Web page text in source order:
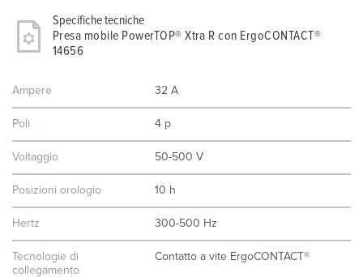
Specifiche tecniche
Presa mobile PowerTOP® Xtra R con ErgoCONTACT®
14656
Ampere 32 A
Poli 4 p
Voltaggio 50-500 V
Posizioni orologio 10 h
Hertz 300-500 Hz
Tecnologie di
collegamento
Contatto a vite ErgoCONTACT®